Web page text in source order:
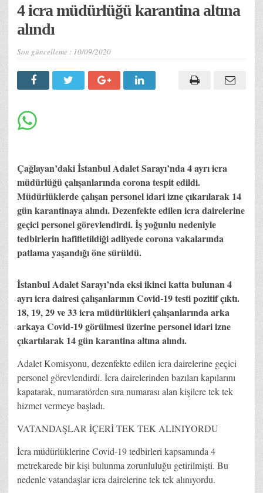
4 icra müdürlüğü karantina altına
alındı
Son güncelleme : 10/09/2020
Çağlayan’daki İstanbul Adalet Sarayı’nda 4 ayrı icra
müdürlüğü çalışanlarında corona tespit edildi.
Müdürlüklerde çalışan personel idari izne çıkarılarak 14
gün karantinaya alındı. Dezenfekte edilen icra dairelerine
geçici personel görevlendirdi. İş yoğunlu nedeniyle
tedbirlerin hafifletildiği adliyede corona vakalarında
patlama yaşandığı öne sürüldü.
İstanbul Adalet Sarayı’nda eksi ikinci katta bulunan 4
ayrı icra dairesi çalışanlarının Covid-19 testi pozitif çıktı.
18, 19, 29 ve 33 icra müdürlükleri çalışanlarında arka
arkaya Covid-19 görülmesi üzerine personel idari izne
çıkartılarak 14 gün karantina altına alındı.
Adalet Komisyonu, dezenfekte edilen icra dairelerine geçici
personel görevlendirdi. İcra dairelerinden bazıları kapılarını
kapatarak, numaratörden sıra numarası alan kişilere tek tek
hizmet vermeye başladı.
VATANDAŞLAR İÇERİ TEK TEK ALINIYORDU
İcra müdürlüklerine Covid-19 tedbirleri kapsamında 4
metrekarede bir kişi bulunma zorunluluğu getirilmişti. Bu
nedenle vatandaşlar icra dairelerine tek tek alınıyordu.